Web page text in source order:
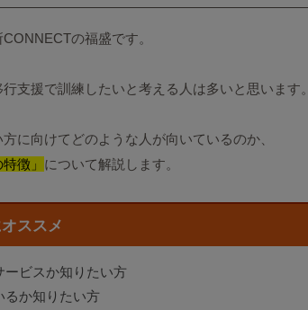
の福盛です。
支援で訓練したいと考える人は多いと思います。
に向けてどのような人が向いているのか、
徴」 について解説します。
ススメ
ービスか知りたい方
るか知りたい方